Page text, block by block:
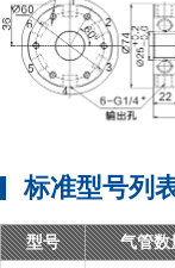
标准型号列
型号 气管数